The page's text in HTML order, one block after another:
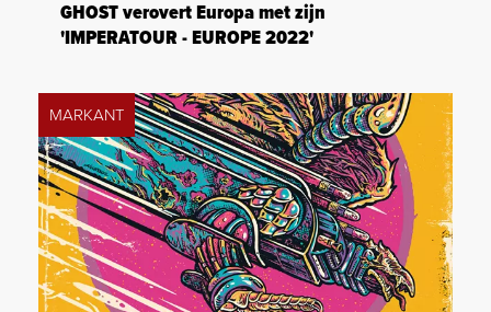
GHOST verovert Europa met zijn
'IMPERATOUR - EUROPE 2022'
MARKANT